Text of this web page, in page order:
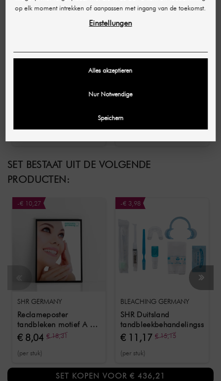
Kleurgids in 3D / 20
€ 49,82
SET BESTAAT UIT DE VOLGENDE
PRODUCTEN:
-€ 10,27
SHR GERMANY
Reclameposter
tandbleken motief A /
60 cm x 80 cm
€ 8,04 € 18,31
(per stuk)
-€ 3,98
BLEACHING GERMANY
SHR Duitsland
tandbleekbehandelingsset
€ 11,17 € 15,15
(per stuk)
SET KOPEN VOOR € 436,21
op elk moment intrekken of aanpassen met ingang van de toekomst.
Einstellungen
Alles akzeptieren
Nur Notwendige
Speichern